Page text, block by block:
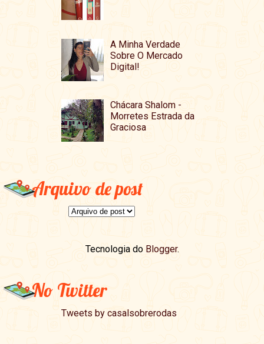
A Minha Verdade
Sobre O Mercado
Digital!
Chácara Shalom -
Morretes Estrada da
Graciosa
Arquivo de post
Tecnologia do Blogger.
No Twitter
Tweets by casalsobrerodas